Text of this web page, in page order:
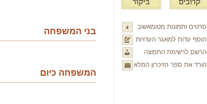
סרטים ותמונות מטומאשוב
הוסף עדות למאגר העדויות
הרשם לרשימת התפוצה
הורד את ספר הזיכרון המלא
בני המשפחה
המשפחה כיום